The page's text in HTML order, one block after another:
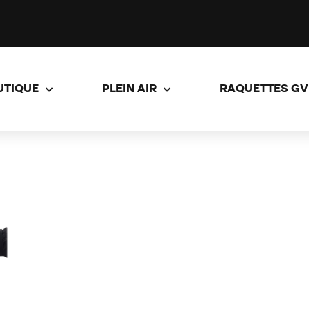
PLEIN AIR RAQUETTES GV